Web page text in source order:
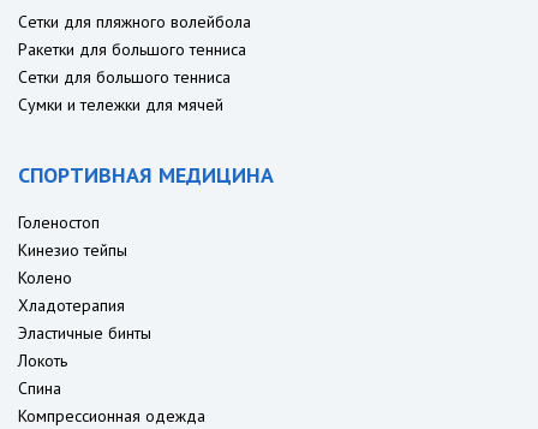
Сетки для пляжного волейбола
Ракетки для большого тенниса
Сетки для большого тенниса
Сумки и тележки для мячей
СПОРТИВНАЯ МЕДИЦИНА
Голеностоп
Кинезио тейпы
Колено
Хладотерапия
Эластичные бинты
Локоть
Спина
Компрессионная одежда